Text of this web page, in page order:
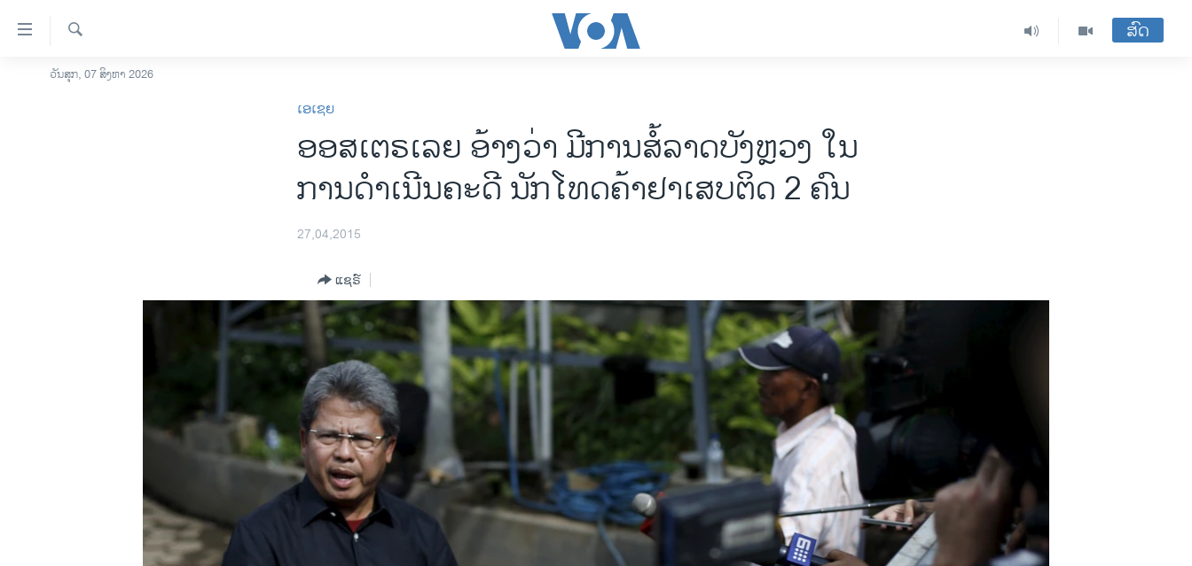
ລິ້ງ
ສຳຫລັບ
ໂຮມເພຈ
ວິທະຍາສາດ-ເທັກໂນໂລຈີ
ຄົ້ນຫາ
ສົດ
ວັນສຸກ, 07 ສິງຫາ 2026
ເອເຊຍ
ອອສ​ເຕຣ​ເລຍ ອ້າງວ່າ ມີການສໍ້ລາດບັງຫຼວງ ໃນ
ການດຳເນີນຄະດີ ນັກໂທດຄ້າຢາເສບຕິດ 2 ຄົນ
27,04,2015
ແຊຣ໌